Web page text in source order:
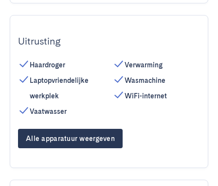
Uitrusting
Haardroger
Laptopvriendelijke
werkplek
Vaatwasser
Verwarming
Wasmachine
WiFi-internet
Alle apparatuur weergeven